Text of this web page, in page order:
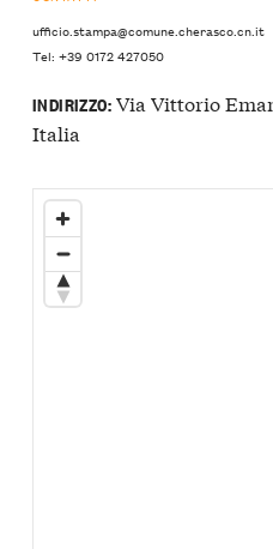
ufficio.stampa@comune.cherasco.cn.it
Tel: +39 0172 427050
INDIRIZZO:Via Vittorio
Italia